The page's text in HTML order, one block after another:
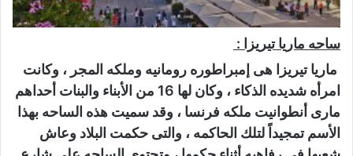
ساحه ماريا تيريزا :
ماريا تيريزا هى إمبراطوره رومانيه وملكه المجر ، وكانت
امرأه شديده الذكاء ، وكان لها 16 من الأبناء والبنات أحداهم
مارى أنطوانيت ملكه فرنسا ، وقد سميت هذه الساحه بهذا
الأسم تمجيداً لتلك الحاكمه ، والتى حكمت البلاد وعاش